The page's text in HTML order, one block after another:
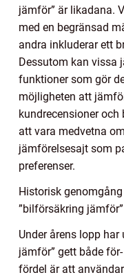
jämför” är likadana.
med en begränsad
andra inkluderar ett
Dessutom kan vissa
funktioner som gör
möjligheten att
kundrecensioner
att vara medvetna
jämförelsesajt som
preferenser.
Historisk
”bilförsäkring jämför”
Under årens lopp
jämför” gett både
fördel är att